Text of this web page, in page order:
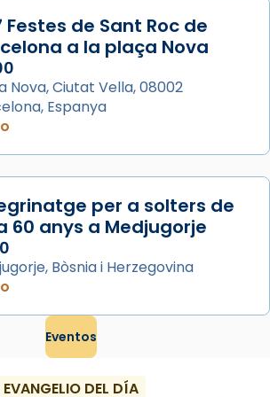
· Share
Festes de Sant Roc de
a la plaça Nova
Nova, Ciutat Vella, 08002
Espanya
per a solters de
60 anys a Medjugorje
Bòsnia i Herzegovina
Eventos
EVANGELIO DEL DÍA